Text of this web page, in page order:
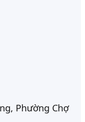
Phường Chợ